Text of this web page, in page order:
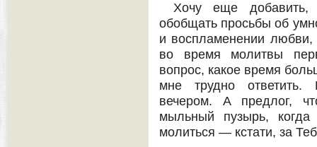
Хочу еще
обобщать просьбы об
и воспламенении любви,
во время молитвы
вопрос, какое время
мне трудно ответить.
вечером. А предлог,
мыльный пузырь,
молиться — кстати, за